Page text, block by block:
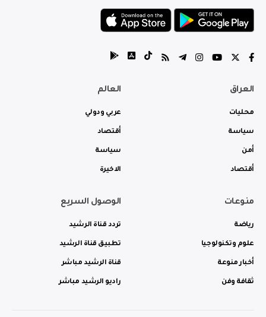
العراق
محليات
سياسة
أمن
أقتصاد
العالم
عربي ودولي
أقتصاد
سياسة
الاخيرة
منوعات
رياضة
علوم وتكنولوجيا
أخبار منوعة
ثقافة وفن
الوصول السريع
تردد قناة الرشيد
تطبيق قناة الرشيد
قناة الرشيد مباشر
راديو الرشيد مباشر